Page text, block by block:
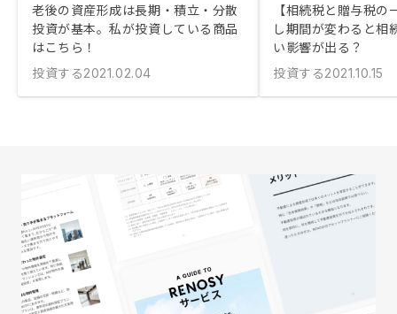
老後の資産形成は長期・積立・分散
投資が基本。私が投資している商品
はこちら！
投資する2021.02.04
【相続税と贈与税
し期間が変わると相
い影響が出る？
投資する2021.10.15